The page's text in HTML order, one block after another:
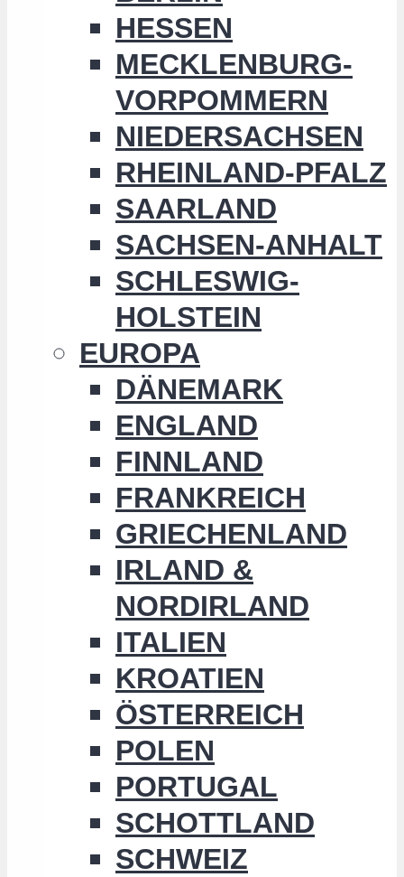
HESSEN
MECKLENBURG-
VORPOMMERN
NIEDERSACHSEN
RHEINLAND-PFALZ
SAARLAND
SACHSEN-ANHALT
SCHLESWIG-
HOLSTEIN
EUROPA
DÄNEMARK
ENGLAND
FINNLAND
FRANKREICH
GRIECHENLAND
IRLAND &
NORDIRLAND
ITALIEN
KROATIEN
ÖSTERREICH
POLEN
PORTUGAL
SCHOTTLAND
SCHWEIZ